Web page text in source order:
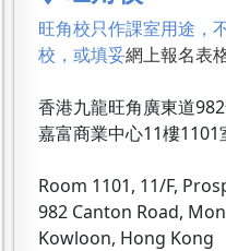
旺角校只作課室用途，
校，或填妥網上報名表
香港九龍旺角廣東道
嘉富商業中心11樓1101
Room 1101, 11/F,
982 Canton Road,
Kowloon, Hong Kong